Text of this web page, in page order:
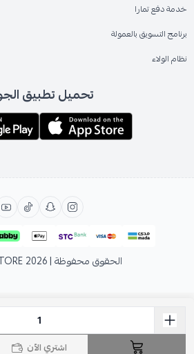
اشتري الآن
خدمة دفع تمارا
برنامج التسويق بالعمولة
نظام الولاء
تحميل تطبيق
الحقوق محفوظة | 2026